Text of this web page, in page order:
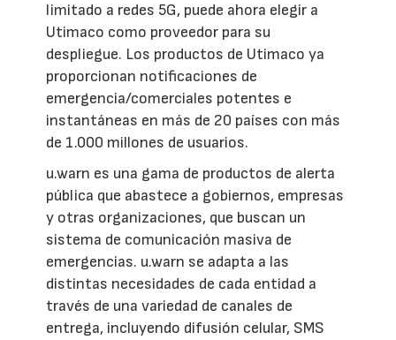
limitado a redes 5G, puede ahora elegir a
Utimaco como proveedor para su
despliegue. Los productos de Utimaco ya
proporcionan notificaciones de
emergencia/comerciales potentes e
instantáneas en más de 20 países con más
de 1.000 millones de usuarios.
u.warn es una gama de productos de alerta
pública que abastece a gobiernos, empresas
y otras organizaciones, que buscan un
sistema de comunicación masiva de
emergencias. u.warn se adapta a las
distintas necesidades de cada entidad a
través de una variedad de canales de
entrega, incluyendo difusión celular, SMS